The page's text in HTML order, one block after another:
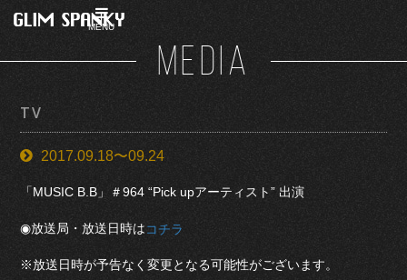
MENU
MEDIA
TV
2017.09.18〜09.24
「MUSIC B.B」＃964 “Pick upアーティスト” 出演
◉放送局・放送日時はコチラ
※放送日時が予告なく変更となる可能性がございます。